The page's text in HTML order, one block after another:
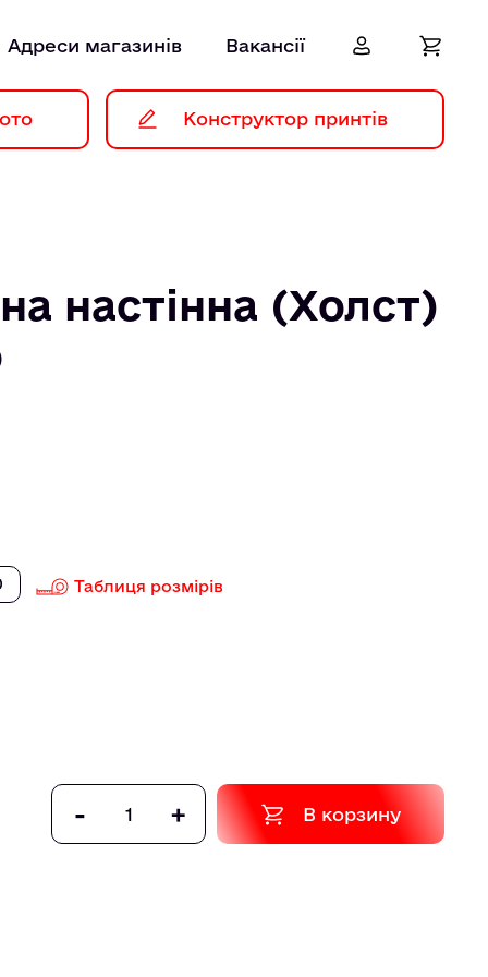
Адреси магазинів Вакансії
Конструктор принтів
настінна (Холст)
Таблиця розмірів
- + В корзину